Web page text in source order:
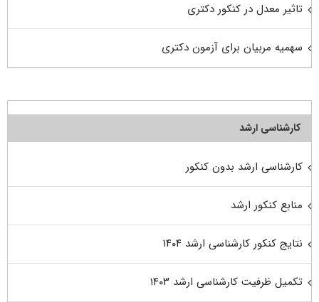
تاثیر معدل در کنکور دکتری
سهمیه مربیان برای آزمون دکتری
کارشناسی ارشد
کارشناسی ارشد بدون کنکور
منابع کنکور ارشد
نتایج کنکور کارشناسی ارشد ۱۴۰۴
تکمیل ظرفیت کارشناسی ارشد ۱۴۰۳